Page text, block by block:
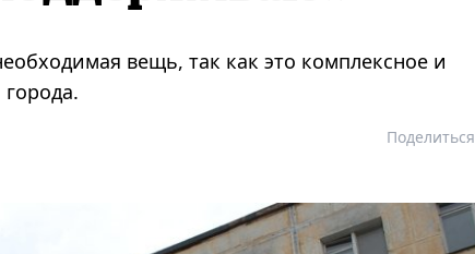
вещь, так как это комплексное и
Поделиться